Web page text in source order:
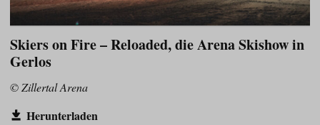
Skiers on Fire – Reloaded, die Arena Skishow in
Gerlos
© Zillertal Arena
Herunterladen